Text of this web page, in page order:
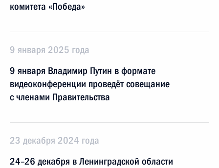
комитета «Победа»
9 января 2025 года
9 января Владимир Путин в формате
видеоконференции проведёт совещание
с членами Правительства
23 декабря 2024 года
24–26 декабря в Ленинградской области